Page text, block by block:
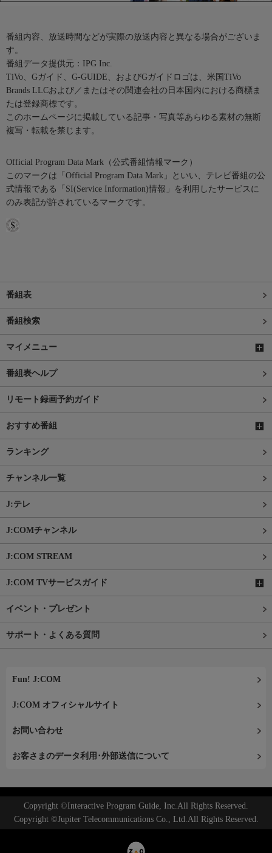
番組内容、放送時間などが実際の放送内容と異なる場合がございま
す。
番組データ提供元：IPG Inc.
TiVo、Gガイド、G-GUIDE、およびGガイドロゴは、米国TiVo
Brands LLCおよび／またはその関連会社の日本国内における商標ま
たは登録商標です。
このホームページに掲載している記事・写真等あらゆる素材の無断
複写・転載を禁じます。
Official Program Data Mark（公式番組情報マーク）
このマークは「Official Program Data Mark」といい、テレビ番組の公
式情報である「SI(Service Information)情報」を利用したサービスに
のみ表記が許されているマークです。
番組表
番組検索
マイメニュー
番組表ヘルプ
リモート録画予約ガイド
おすすめ番組
ランキング
チャンネル一覧
J:テレ
J:COMチャンネル
J:COM STREAM
J:COM TVサービスガイド
イベント・プレゼント
サポート・よくある質問
Fun! J:COM
J:COM オフィシャルサイト
お問い合わせ
お客さまのデータ利用･外部送信について
Copyright ©Interactive Program Guide, Inc.All Rights Reserved.
Copyright ©Jupiter Telecommunications Co., Ltd.All Rights Reserved.